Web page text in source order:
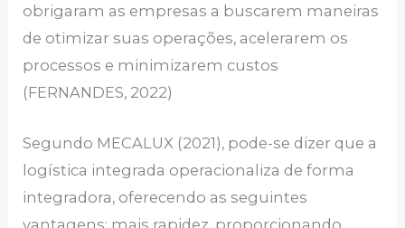
obrigaram as empresas a buscarem maneiras
de otimizar suas operações, acelerarem os
processos e minimizarem custos
(FERNANDES, 2022)
Segundo MECALUX (2021), pode-se dizer que a
logística integrada operacionaliza de forma
integradora, oferecendo as seguintes